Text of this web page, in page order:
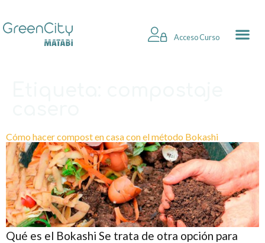
Acceso Curso
Cómo hacer compost en casa con el método Bokashi
Qué es el Bokashi Se trata de otra opción para